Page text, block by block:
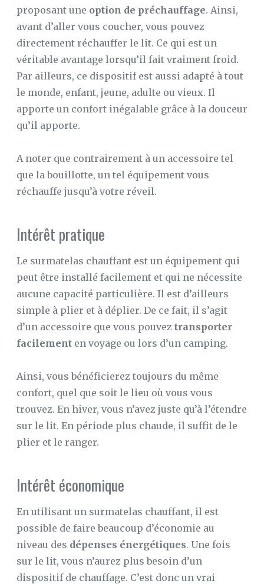
proposant une option de préchauffage. Ainsi,
avant d’aller vous coucher, vous pouvez
directement réchauffer le lit. Ce qui est un
véritable avantage lorsqu’il fait vraiment froid.
Par ailleurs, ce dispositif est aussi adapté à tout
le monde, enfant, jeune, adulte ou vieux. Il
apporte un confort inégalable grâce à la douceur
qu’il apporte.
A noter que contrairement à un accessoire tel
que la bouillotte, un tel équipement vous
réchauffe jusqu’à votre réveil.
Intérêt pratique
Le surmatelas chauffant est un équipement qui
peut être installé facilement et qui ne nécessite
aucune capacité particulière. Il est d’ailleurs
simple à plier et à déplier. De ce fait, il s’agit
d’un accessoire que vous pouvez transporter
facilement en voyage ou lors d’un camping.
Ainsi, vous bénéficierez toujours du même
confort, quel que soit le lieu où vous vous
trouvez. En hiver, vous n’avez juste qu’à l’étendre
sur le lit. En période plus chaude, il suffit de le
plier et le ranger.
Intérêt économique
En utilisant un surmatelas chauffant, il est
possible de faire beaucoup d’économie au
niveau des dépenses énergétiques. Une fois
sur le lit, vous n’aurez plus besoin d’un
dispositif de chauffage. C’est donc un vrai